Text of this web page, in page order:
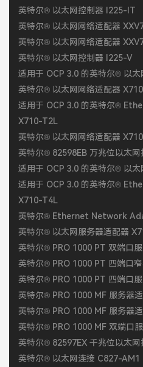
英特尔® 以太网控制器 I225-IT
英特尔® 以太网网络适配器
英特尔® 以太网网络适配器
英特尔® 以太网控制器 I225-V
适用于 OCP 3.0 的英特尔® 以
英特尔® 以太网网络适配器
适用于 OCP 3.0 的英特尔®
X710-T2L
英特尔® 以太网网络适配器
英特尔® 82598EB 万兆位以太网
适用于 OCP 3.0 的英特尔® 以
适用于 OCP 3.0 的英特尔®
X710-T4L
英特尔® Ethernet Network
英特尔® 以太网服务器适配器
英特尔® PRO 1000 PT 双端口
英特尔® PRO 1000 PT 四端口
英特尔® PRO 1000 PT 四端口
英特尔® PRO 1000 MF 服务器
英特尔® PRO 1000 MF 服务器
英特尔® PRO 1000 MF 双端口
英特尔® 82597EX 千兆位以太网
英特尔® 以太网连接 C827-AM1